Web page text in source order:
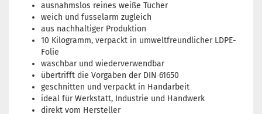
ausnahmslos reines weiße Tücher
weich und fusselarm zugleich
aus nachhaltiger Produktion
10 Kilogramm, verpackt in umweltfreundlicher LDPE-
Folie
waschbar und wiederverwendbar
übertrifft die Vorgaben der DIN 61650
geschnitten und verpackt in Handarbeit
ideal für Werkstatt, Industrie und Handwerk
direkt vom Hersteller